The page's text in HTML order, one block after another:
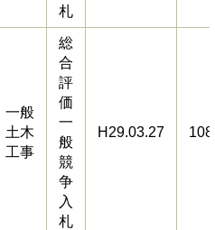
札
一般
土木
工事
総
合
評
価
一
般
競
争
入
札
H29.03.27